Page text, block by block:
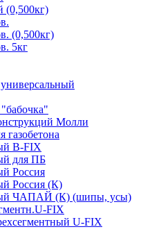
(0,500кг)
(0,500кг)
5кг
Молли
газобетона
В-FIX
для ПБ
Россия
Россия (К)
ЧАПАЙ (К) (шипы, усы)
FIX
U-FIX